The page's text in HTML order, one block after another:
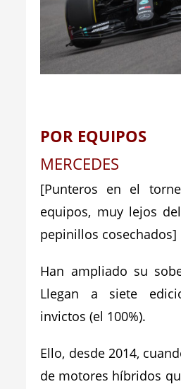
POR EQUIPOS
MERCEDES
[Punteros en el
equipos, muy lejos
pepinillos cosechados]
Han ampliado su
Llegan a siete
invictos (el 100%).
Ello, desde 2014,
de motores híbridos